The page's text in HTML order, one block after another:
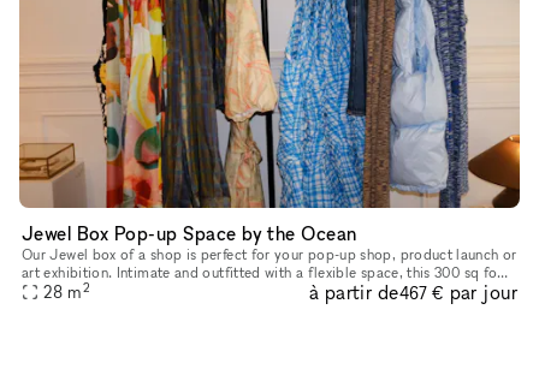
Jewel Box Pop-up Space by the Ocean
Our Jewel box of a shop is perfect for your pop-up shop, product launch or
art exhibition. Intimate and outfitted with a flexible space, this 300 sq foot
location boasts ocean breezes in a prime loca
28 m2 à partir de467 € par jour